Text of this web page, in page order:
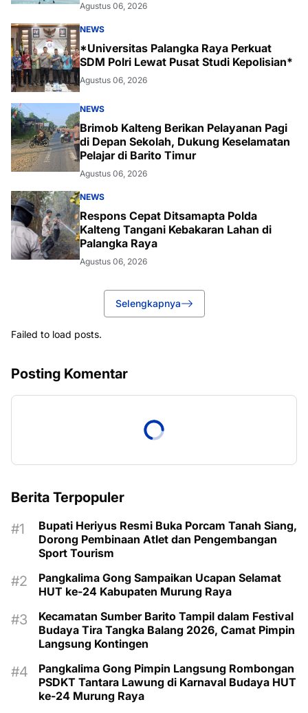
Agustus 06, 2026
NEWS
*Universitas Palangka Raya Perkuat
SDM Polri Lewat Pusat Studi Kepolisian*
Agustus 06, 2026
NEWS
Brimob Kalteng Berikan Pelayanan Pagi
di Depan Sekolah, Dukung Keselamatan
Pelajar di Barito Timur
Agustus 06, 2026
NEWS
Respons Cepat Ditsamapta Polda
Kalteng Tangani Kebakaran Lahan di
Palangka Raya
Agustus 06, 2026
Selengkapnya
Failed to load posts.
Posting Komentar
Berita Terpopuler
Bupati Heriyus Resmi Buka Porcam Tanah Siang,
Dorong Pembinaan Atlet dan Pengembangan
Sport Tourism
Pangkalima Gong Sampaikan Ucapan Selamat
HUT ke-24 Kabupaten Murung Raya
Kecamatan Sumber Barito Tampil dalam Festival
Budaya Tira Tangka Balang 2026, Camat Pimpin
Langsung Kontingen
Pangkalima Gong Pimpin Langsung Rombongan
PSDKT Tantara Lawung di Karnaval Budaya HUT
ke-24 Murung Raya